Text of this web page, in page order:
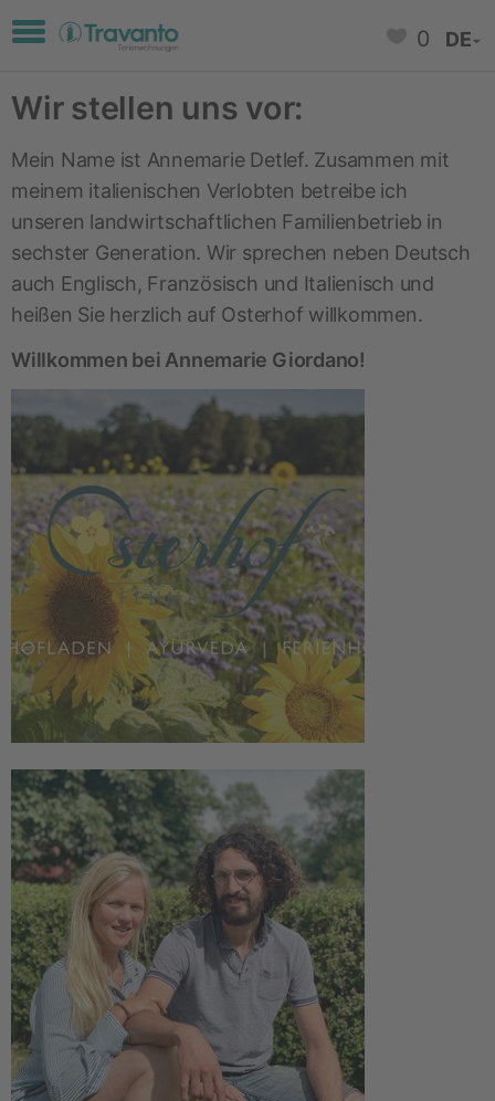
Toggle navigation DE
0
Wir stellen uns vor:
Mein Name ist Annemarie Detlef. Zusammen mit
meinem italienischen Verlobten betreibe ich
unseren landwirtschaftlichen Familienbetrieb in
sechster Generation. Wir sprechen neben Deutsch
auch Englisch, Französisch und Italienisch und
heißen Sie herzlich auf Osterhof willkommen.
Willkommen bei Annemarie Giordano!